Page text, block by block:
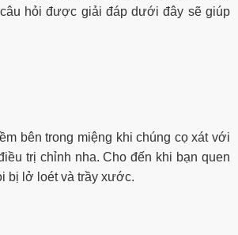
hỏi được giải đáp dưới đây sẽ giúp
bên trong miệng khi chúng cọ xát với
trị chỉnh nha. Cho đến khi bạn quen
bị lở loét và trầy xước.